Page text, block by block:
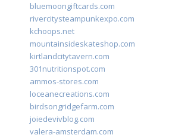
bluemoongiftcards.com
rivercitysteampunkexpo.com
kchoops.net
mountainsideskateshop.com
kirtlandcitytavern.com
301nutritionspot.com
ammos-stores.com
loceanecreations.com
birdsongridgefarm.com
joiedevivblog.com
valera-amsterdam.com